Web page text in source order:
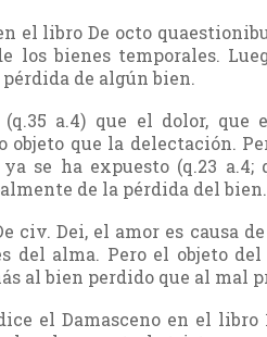
el libro De octo
los bienes temporales.
de algún bien.
a.4) que el dolor, que
objeto que la delectación.
se ha expuesto (q.23 a.4;
de la pérdida del bien.
civ. Dei, el amor es causa
del alma. Pero el objeto
al bien perdido que al mal
el Damasceno en el libro